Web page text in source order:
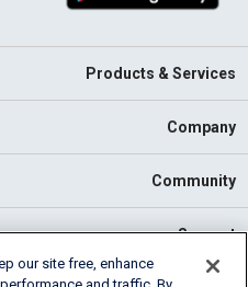
Products & Services
Company
Community
Support
our site free, enhance